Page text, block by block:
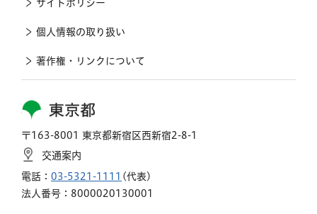
東京都
〒163-8001 東京都新宿区西新宿2-8-1
交通案内
電話： 03-5321-1111 (代表)
法人番号：8000020130001
サイトポリシー
個人情報の取り扱い
著作権・リンクについて